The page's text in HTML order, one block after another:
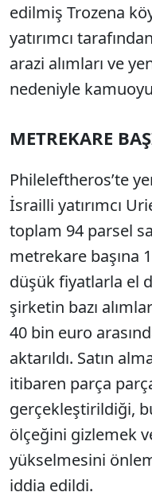
edilmiş Trozena
yatırımcı
arazi alımları ve
nedeniyle
METREKARE
Phileleftheros’te
İsrailli yatırımcı
toplam 94 parsel
metrekare başına
düşük fiyatlarla el
şirketin bazı
40 bin euro
aktarıldı. Satın
itibaren parça
gerçekleştirildiği,
ölçeğini gizlemek
yükselmesini
iddia edildi.